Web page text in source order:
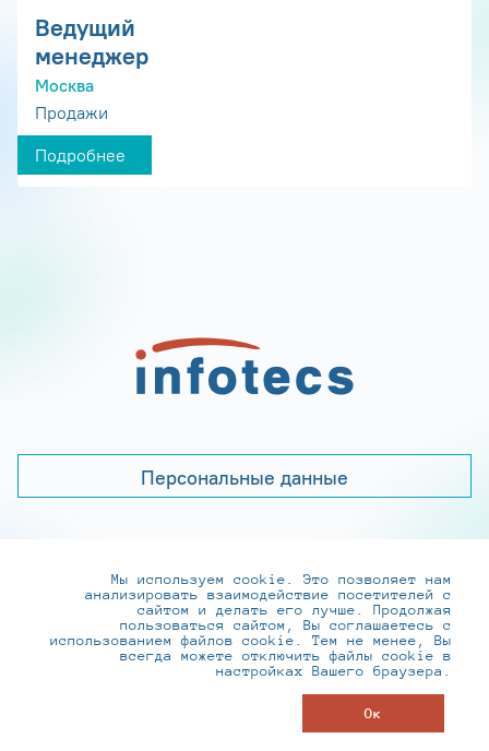
Ведущий
менеджер
Москва
Продажи
Подробнее
Персональные данные
+7 (495) 737-6192, 8-800-250-0-260
practice@infotecs.ru,hr@infotecs.ru
127273, г. Москва, Отрадная ул., 2Б строение 1
Мы используем cookie. Это позволяет нам
анализировать взаимодействие посетителей с
сайтом и делать его лучше. Продолжая
пользоваться сайтом, Вы соглашаетесь с
использованием файлов cookie. Тем не менее, Вы
всегда можете отключить файлы cookie в
настройках Вашего браузера.
Ок